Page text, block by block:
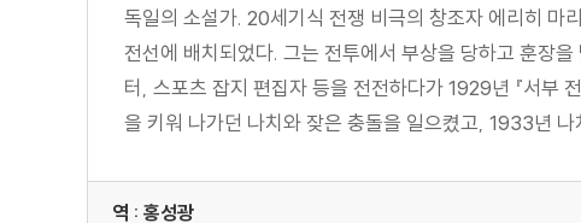
독일의 소설가. 20세기식 전쟁 비극의 창조자 에리히 마
전선에 배치되었다. 그는 전투에서 부상을 당하고 훈장
터, 스포츠 잡지 편집자 등을 전전하다가 1929년 『서부
을 키워 나가던 나치와 잦은 충돌을 일으켰고, 1933년 나
역 : 홍성광